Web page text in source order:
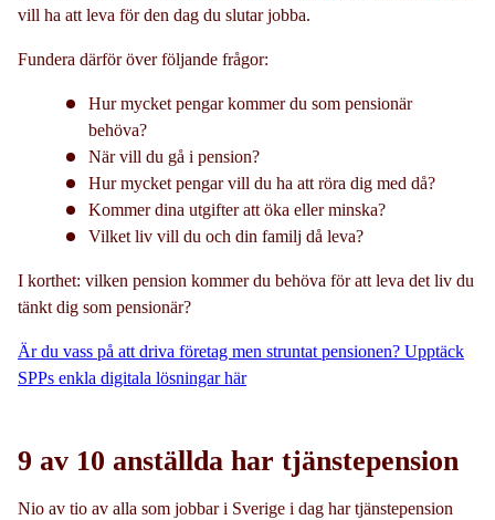
vill ha att leva för den dag du slutar jobba.
Fundera därför över följande frågor:
Hur mycket pengar kommer du som pensionär
behöva?
När vill du gå i pension?
Hur mycket pengar vill du ha att röra dig med då?
Kommer dina utgifter att öka eller minska?
Vilket liv vill du och din familj då leva?
I korthet: vilken pension kommer du behöva för att leva det liv du
tänkt dig som pensionär?
Är du vass på att driva företag men struntat pensionen? Upptäck
SPPs enkla digitala lösningar här
9 av 10 anställda har tjänstepension
Nio av tio av alla som jobbar i Sverige i dag har tjänstepension